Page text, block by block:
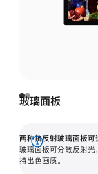
玻璃面板
两种抗反射玻璃面板可
玻璃面板可分散反射光
持出色画质。
展
开